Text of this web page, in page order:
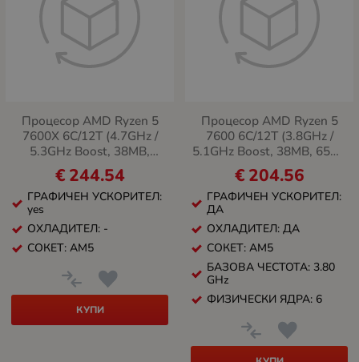
Процесор AMD Ryzen 5
7600X 6C/12T (4.7GHz /
5.3GHz Boost, 38MB,
105W, AM5)
244.54
€
ГРАФИЧЕН УСКОРИТЕЛ:
yes
ОХЛАДИТЕЛ: -
СОКЕТ: AM5
КУПИ
Процесор AMD Ryzen 5
7600 6C/12T (3.8GHz /
5.1GHz Boost, 38MB, 65W,
AM5)
204.56
€
ГРАФИЧЕН УСКОРИТЕЛ:
ДА
ОХЛАДИТЕЛ: ДА
СОКЕТ: AM5
БАЗОВА ЧЕСТОТА: 3.80
GHz
ФИЗИЧЕСКИ ЯДРА: 6